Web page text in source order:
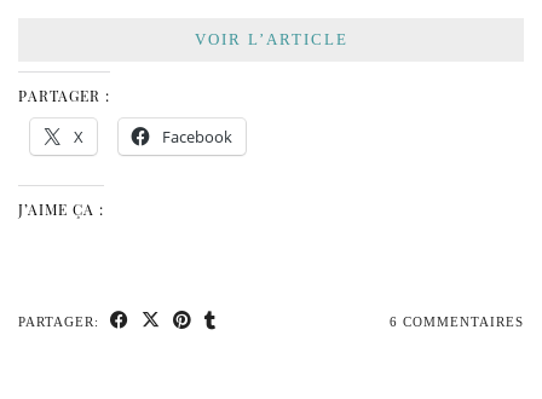
VOIR L’ARTICLE
PARTAGER :
X Facebook
J’AIME ÇA :
PARTAGER: 6 COMMENTAIRES